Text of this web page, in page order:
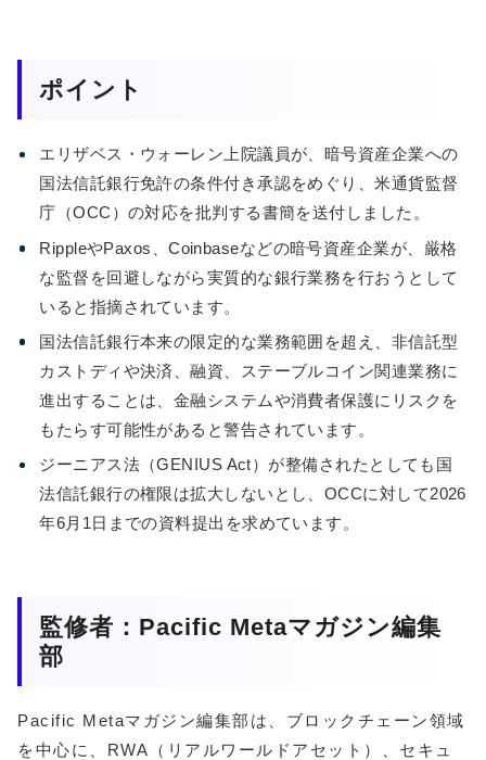
ポイント
エリザベス・ウォーレン上院議員が、暗号資産企業への
国法信託銀行免許の条件付き承認をめぐり、米通貨監督
庁（OCC）の対応を批判する書簡を送付しました。
RippleやPaxos、Coinbaseなどの暗号資産企業が、厳格
な監督を回避しながら実質的な銀行業務を行おうとして
いると指摘されています。
国法信託銀行本来の限定的な業務範囲を超え、非信託型
カストディや決済、融資、ステーブルコイン関連業務に
進出することは、金融システムや消費者保護にリスクを
もたらす可能性があると警告されています。
ジーニアス法（GENIUS Act）が整備されたとしても国
法信託銀行の権限は拡大しないとし、OCCに対して2026
年6月1日までの資料提出を求めています。
監修者：Pacific Metaマガジン編集
部
Pacific Metaマガジン編集部は、ブロックチェーン領域
を中心に、RWA（リアルワールドアセット）、セキュ